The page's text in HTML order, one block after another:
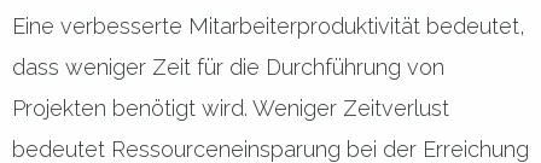
Eine verbesserte Mitarbeiterproduktivität bedeutet,
dass weniger Zeit für die Durchführung von
Projekten benötigt wird. Weniger Zeitverlust
bedeutet Ressourceneinsparung bei der Erreichung